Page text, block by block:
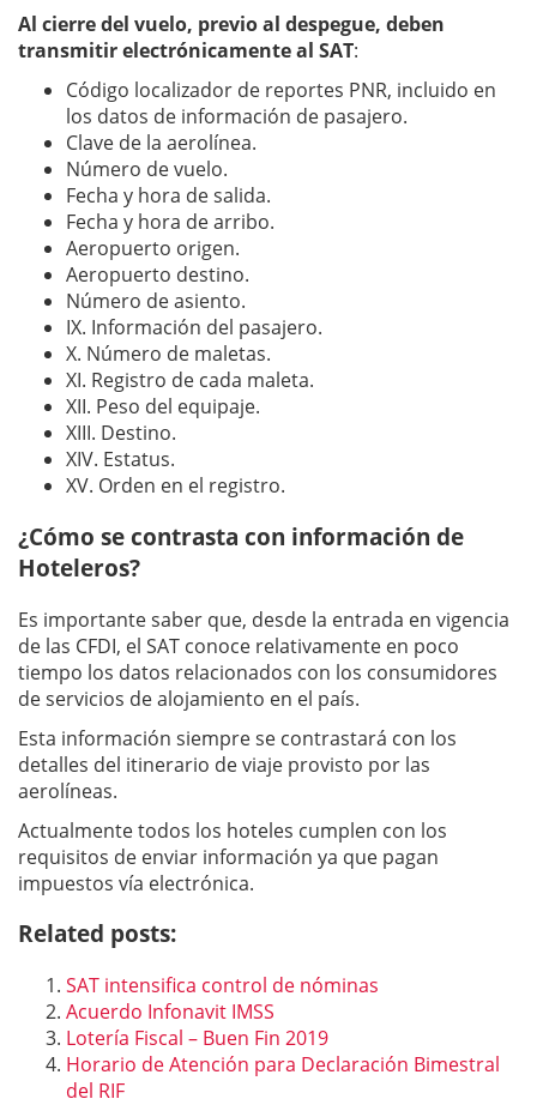
Al cierre del vuelo, previo al despegue, deben
transmitir electrónicamente al SAT:
Código localizador de reportes PNR, incluido en
los datos de información de pasajero.
Clave de la aerolínea.
Número de vuelo.
Fecha y hora de salida.
Fecha y hora de arribo.
Aeropuerto origen.
Aeropuerto destino.
Número de asiento.
IX. Información del pasajero.
X. Número de maletas.
XI. Registro de cada maleta.
XII. Peso del equipaje.
XIII. Destino.
XIV. Estatus.
XV. Orden en el registro.
¿Cómo se contrasta con información de
Hoteleros?
Es importante saber que, desde la entrada en vigencia
de las CFDI, el SAT conoce relativamente en poco
tiempo los datos relacionados con los consumidores
de servicios de alojamiento en el país.
Esta información siempre se contrastará con los
detalles del itinerario de viaje provisto por las
aerolíneas.
Actualmente todos los hoteles cumplen con los
requisitos de enviar información ya que pagan
impuestos vía electrónica.
Related posts:
SAT intensifica control de nóminas
Acuerdo Infonavit IMSS
Lotería Fiscal – Buen Fin 2019
Horario de Atención para Declaración Bimestral
del RIF